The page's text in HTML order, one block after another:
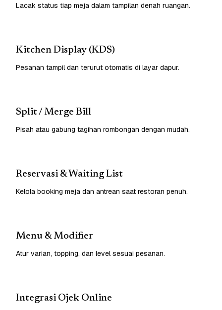
Lacak status tiap meja dalam tampilan denah ruangan.
Kitchen Display (KDS)
Pesanan tampil dan terurut otomatis di layar dapur.
Split / Merge Bill
Pisah atau gabung tagihan rombongan dengan mudah.
Reservasi & Waiting List
Kelola booking meja dan antrean saat restoran penuh.
Menu & Modifier
Atur varian, topping, dan level sesuai pesanan.
Integrasi Ojek Online